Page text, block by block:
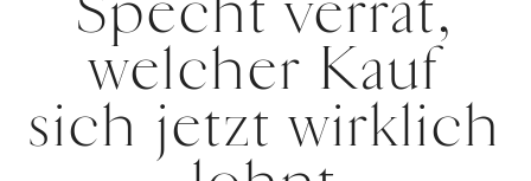
welcher Kauf
sich jetzt wirklich